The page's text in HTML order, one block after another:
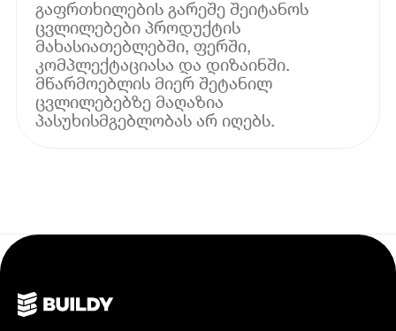
გაფრთხილების გარეშე შეიტანოს
ცვლილებები პროდუქტის
მახასიათებლებში, ფერში,
კომპლექტაციასა და დიზაინში.
მწარმოებლის მიერ შეტანილ
ცვლილებებზე მაღაზია
პასუხისმგებლობას არ იღებს.